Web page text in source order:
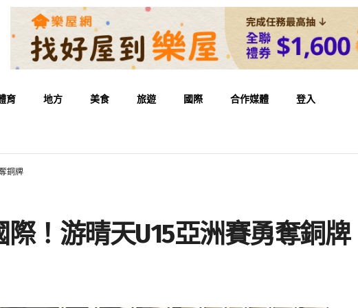
育 地方 美食 旅遊 國際 合作媒體 登入
銅牌
！游晴天U15亞洲賽勇奪銅牌